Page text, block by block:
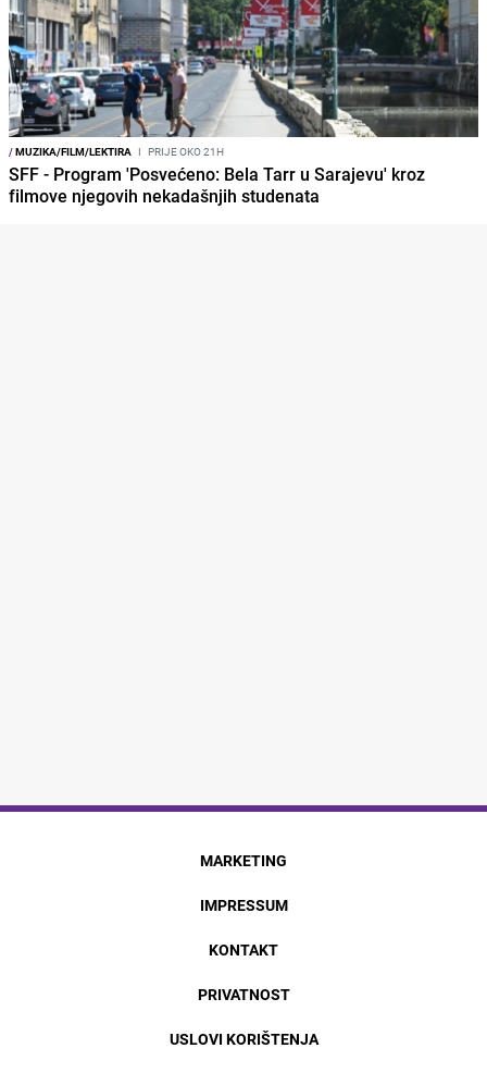
/MUZIKA/FILM/LEKTIRA I PRIJE OKO 21H
SFF - Program 'Posvećeno: Bela Tarr u Sarajevu' kroz
filmove njegovih nekadašnjih studenata
MARKETING
IMPRESSUM
KONTAKT
PRIVATNOST
USLOVI KORIŠTENJA